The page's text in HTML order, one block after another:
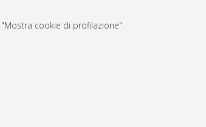
cookie di profilazione".